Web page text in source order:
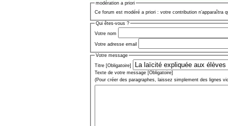
modération a priori
Ce forum est modéré a priori : votre contribution n’apparaîtra
Qui êtes-vous ?
Votre nom
Votre adresse email
Votre message
Titre [Obligatoire]
Texte de votre message [Obligatoire]
(Pour créer des paragraphes, laissez simplement des lignes